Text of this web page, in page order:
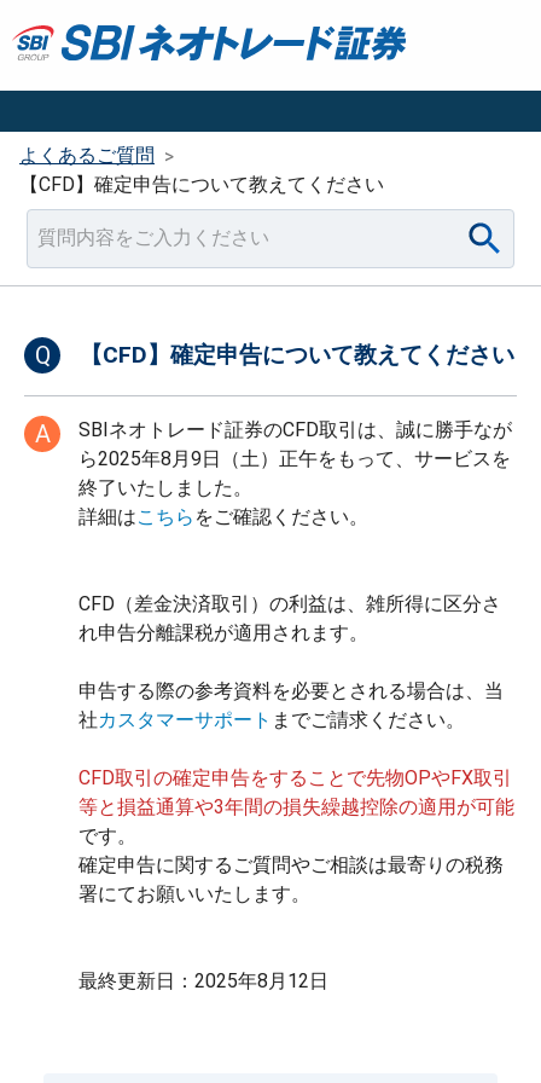
よくあるご質問 >
【CFD】確定申告について教えてください
Q 【CFD】確定申告について教えてください
A
SBIネオトレード証券のCFD取引は、誠に勝手なが
ら2025年8月9日（土）正午をもって、サービスを
終了いたしました。
詳細はこちら をご確認ください。
CFD（差金決済取引）の利益は、雑所得に区分さ
れ申告分離課税が適用されます。
申告する際の参考資料を必要とされる場合は、当
社カスタマーサポート までご請求ください。
CFD取引の確定申告をすることで先物OPやFX取引
等と損益通算や3年間の損失繰越控除の適用が可能
です。
確定申告に関するご質問やご相談は最寄りの税務
署にてお願いいたします。
最終更新日：2025年8月12日